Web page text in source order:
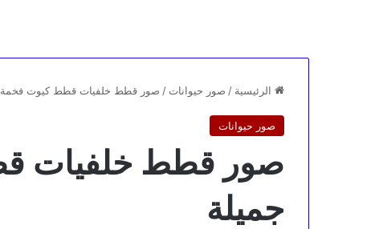
الرئيسية / صور حيوانات / صور قطط خلفيات قطط كيوت فخمة HD جميلة
صور حيوانات
جميلة